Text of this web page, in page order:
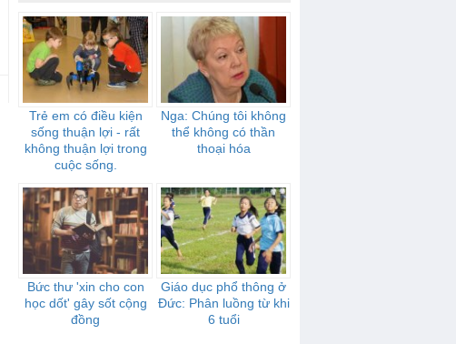
Trẻ em có điều kiện
sống thuận lợi - rất
không thuận lợi trong
cuộc sống.
Nga: Chúng tôi không
thể không có thần
thoại hóa
Bức thư 'xin cho con
học dốt' gây sốt cộng
đồng
Giáo dục phổ thông ở
Đức: Phân luồng từ khi
6 tuổi